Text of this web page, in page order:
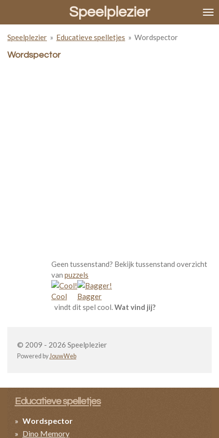
de
hoofdinhoud
Speelplezier
Speelplezier » Educatieve spelletjes » Wordspector
Wordspector
Geen tussenstand? Bekijk tussenstand overzicht
van puzzels
Cool
Bagger
vindt dit spel cool.Wat vind jij?
© 2009 - 2026 Speelplezier
Powered byJouwWeb
Educatieve spelletjes
Wordspector
Dino Memory